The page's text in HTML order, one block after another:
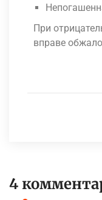
При
вправе
4